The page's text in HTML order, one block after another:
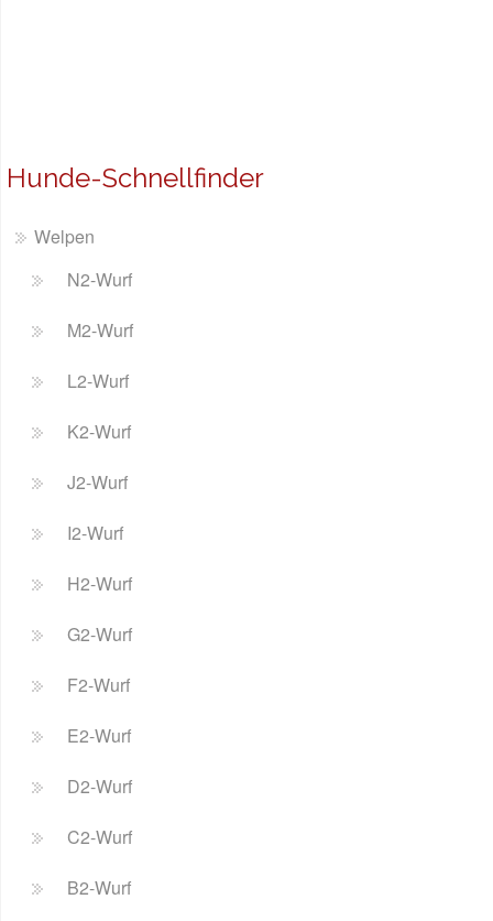
Hunde-Schnellfinder
Welpen
N2-Wurf
M2-Wurf
L2-Wurf
K2-Wurf
J2-Wurf
I2-Wurf
H2-Wurf
G2-Wurf
F2-Wurf
E2-Wurf
D2-Wurf
C2-Wurf
B2-Wurf